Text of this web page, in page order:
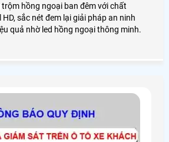
hồng ngoại ban đêm với chất
HD, sắc nét đem lại giải pháp an ninh
quả nhờ led hồng ngoại thông minh.